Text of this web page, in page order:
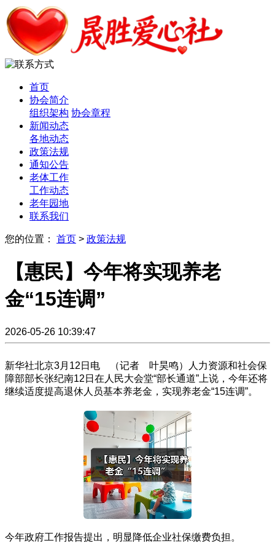
首页
协会简介
组织架构 协会章程
新闻动态
各地动态
政策法规
通知公告
老体工作
工作动态
老年园地
联系我们
您的位置： 首页 > 政策法规
【惠民】今年将实现养老
金“15连调”
2026-05-26 10:39:47
新华社北京3月12日电 （记者 叶昊鸣）人力资源和社会保
障部部长张纪南12日在人民大会堂“部长通道”上说，今年还将
继续适度提高退休人员基本养老金，实现养老金“15连调”。
今年政府工作报告提出，明显降低企业社保缴费负担。